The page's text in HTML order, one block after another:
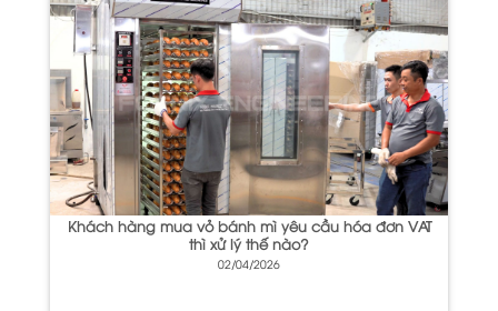
Khách hàng mua vỏ bánh mì yêu cầu hóa đơn VAT
thì xử lý thế nào?
02/04/2026